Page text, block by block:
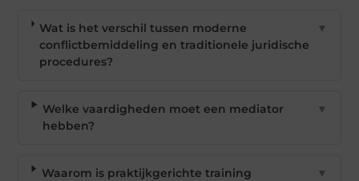
Wat is het verschil tussen moderne
conflictbemiddeling en traditionele juridische
procedures?
▼
Welke vaardigheden moet een mediator
hebben?
▼
Waarom is praktijkgerichte training
▼